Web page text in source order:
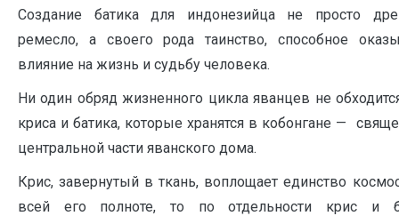
Создание батика для индонезийца не просто
ремесло, а своего рода таинство, способное
влияние на жизнь и судьбу человека.
Ни один обряд жизненного цикла яванцев не
криса и батика, которые хранятся в кобонгане —
центральной части яванского дома.
Крис, завернутый в ткань, воплощает единство
всей его полноте, то по отдельности крис и